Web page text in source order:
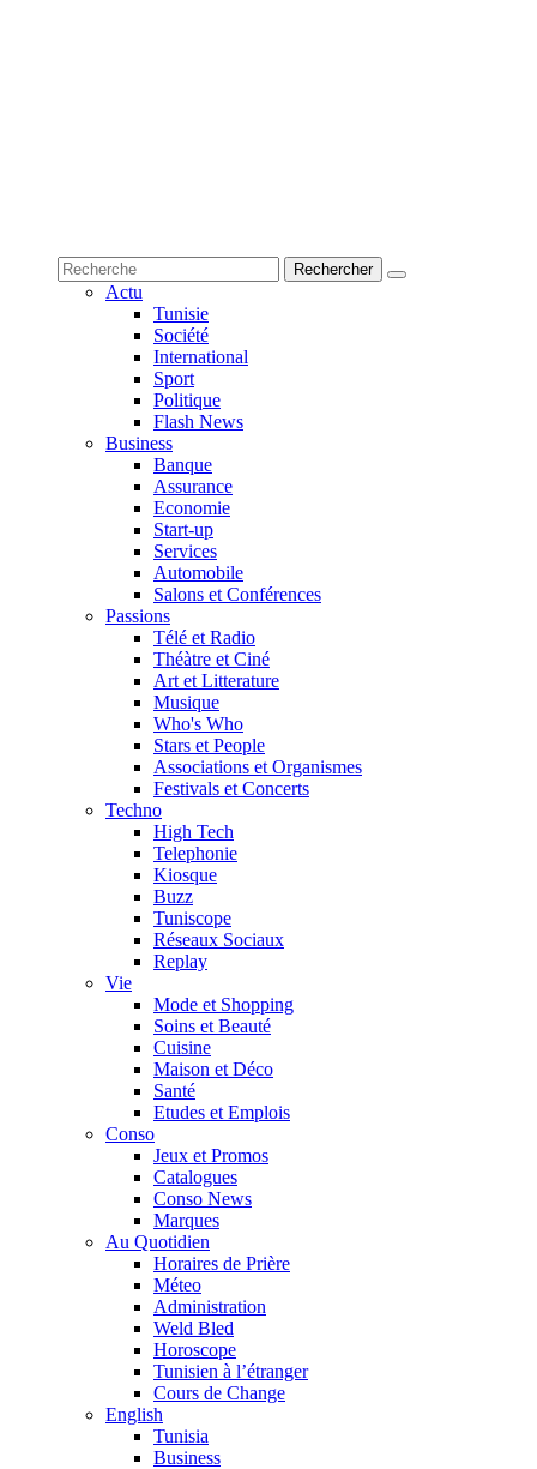
Actu
Tunisie
Société
International
Sport
Politique
Flash News
Business
Banque
Assurance
Economie
Start-up
Services
Automobile
Salons et Conférences
Passions
Télé et Radio
Théàtre et Ciné
Art et Litterature
Musique
Who's Who
Stars et People
Associations et Organismes
Festivals et Concerts
Techno
High Tech
Telephonie
Kiosque
Buzz
Tuniscope
Réseaux Sociaux
Replay
Vie
Mode et Shopping
Soins et Beauté
Cuisine
Maison et Déco
Santé
Etudes et Emplois
Conso
Jeux et Promos
Catalogues
Conso News
Marques
Au Quotidien
Horaires de Prière
Méteo
Administration
Weld Bled
Horoscope
Tunisien à l’étranger
Cours de Change
English
Tunisia
Business